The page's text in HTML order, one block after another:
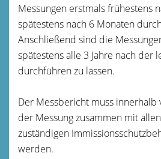
Messungen erstmals frühestens
spätestens nach 6 Monaten
Anschließend sind die
spätestens alle 3 Jahre nach der
durchführen zu lassen.
Der Messbericht muss innerhalb
der Messung zusammen mit
zuständigen
werden.